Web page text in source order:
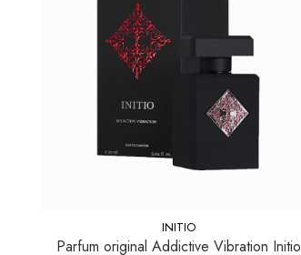
INITIO
Parfum original Addictive Vibration Initio